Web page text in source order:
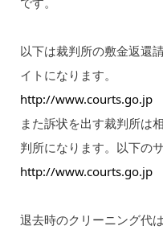
以下は裁判所の敷金返還
イトになります。
http://www.courts.go.jp
また訴状を出す裁判所は
判所になります。以下の
http://www.courts.go.jp
退去時のクリーニング代